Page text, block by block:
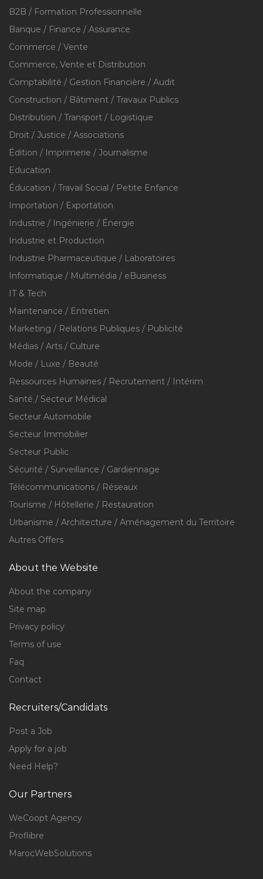
B2B / Formation Professionnelle
Banque / Finance / Assurance
Commerce / Vente
Commerce, Vente et Distribution
Comptabilité / Gestion Financière / Audit
Construction / Bâtiment / Travaux Publics
Distribution / Transport / Logistique
Droit / Justice / Associations
Édition / Imprimerie / Journalisme
Education
Éducation / Travail Social / Petite Enfance
Importation / Exportation
Industrie / Ingénierie / Énergie
Industrie et Production
Industrie Pharmaceutique / Laboratoires
Informatique / Multimédia / eBusiness
IT & Tech
Maintenance / Entretien
Marketing / Relations Publiques / Publicité
Médias / Arts / Culture
Mode / Luxe / Beauté
Ressources Humaines / Recrutement / Intérim
Santé / Secteur Médical
Secteur Automobile
Secteur Immobilier
Secteur Public
Sécurité / Surveillance / Gardiennage
Télécommunications / Réseaux
Tourisme / Hôtellerie / Restauration
Urbanisme / Architecture / Aménagement du Territoire
Autres Offers
About the Website
About the company
Site map
Privacy policy
Terms of use
Faq
Contact
Recruiters/Candidats
Post a Job
Apply for a job
Need Help?
Our Partners
WeCoopt Agency
Proflibre
MarocWebSolutions